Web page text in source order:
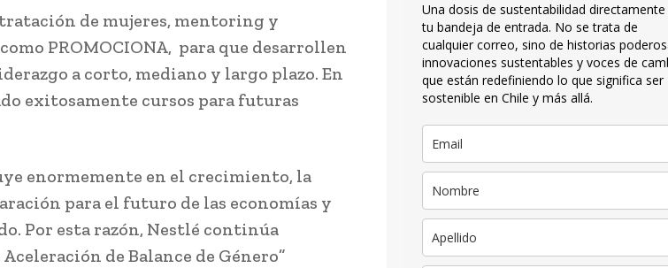
de mujeres, mentoring y
PROMOCIONA, para que desarrollen
a corto, mediano y largo plazo. En
exitosamente cursos para futuras
enormemente en el crecimiento, la
para el futuro de las economías y
Por esta razón, Nestlé continúa
de Balance de Género”
Una dosis de sustentabilidad
tu bandeja de entrada. No se trata de
cualquier correo, sino de historias
innovaciones sustentables y voces de
que están redefiniendo lo que significa ser
sostenible en Chile y más allá.